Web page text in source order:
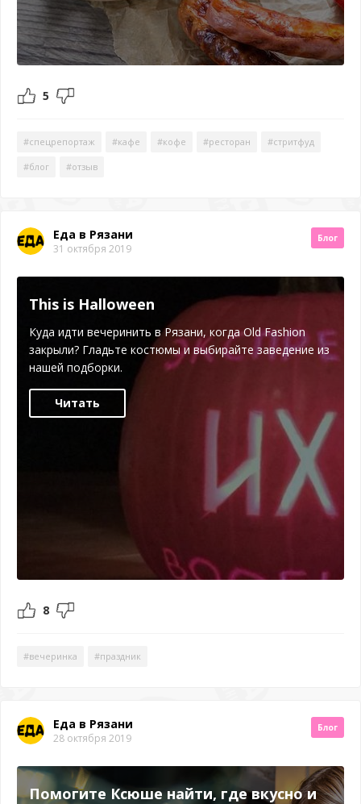
5
#спецрепортаж #кафе #кофе #ресторан #стритфуд
#блог #отзыв
Еда в Рязани
31 октября 2019
Блог
This is Halloween
Куда идти вечеринить в Рязани, когда Old Fashion
закрыли? Гладьте костюмы и выбирайте заведение из
нашей подборки.
Читать
8
#вечеринка #праздник
Еда в Рязани
28 октября 2019
Блог
Помогите Ксюше найти, где вкусно и